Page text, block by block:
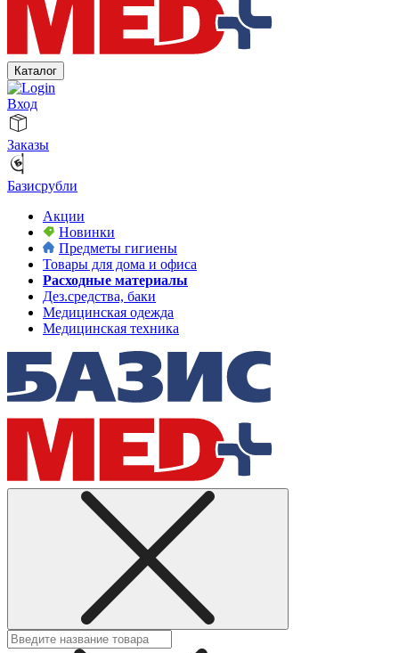
Каталог
Вход
Заказы
Базисрубли
Акции
Новинки
Предметы гигиены
Товары для дома и офиса
Расходные материалы
Дез.средства, баки
Медицинская одежда
Медицинская техника